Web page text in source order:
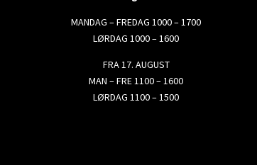
MANDAG – FREDAG 1000 – 1700
LØRDAG 1000 – 1600
FRA 17. AUGUST
MAN – FRE 1100 – 1600
LØRDAG 1100 – 1500